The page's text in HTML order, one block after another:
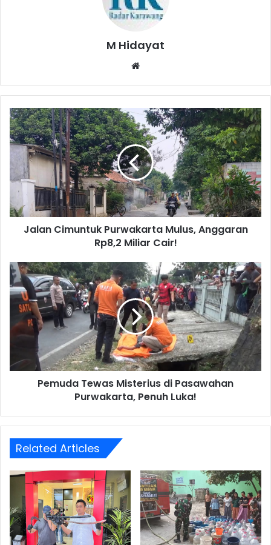
M Hidayat
Jalan
Cimuntuk
Purwakarta
Mulus,
Anggaran
Rp8,2
Miliar
Cair!
Jalan Cimuntuk Purwakarta Mulus, Anggaran
Rp8,2 Miliar Cair!
Pemuda
Tewas
Misterius
Pasawahan
Purwakarta,
Luka!
Pemuda Tewas Misterius di Pasawahan
Purwakarta, Penuh Luka!
Related Articles